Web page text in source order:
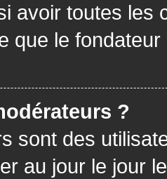
avoir toutes les
que le
?
sont des
au jour le jour